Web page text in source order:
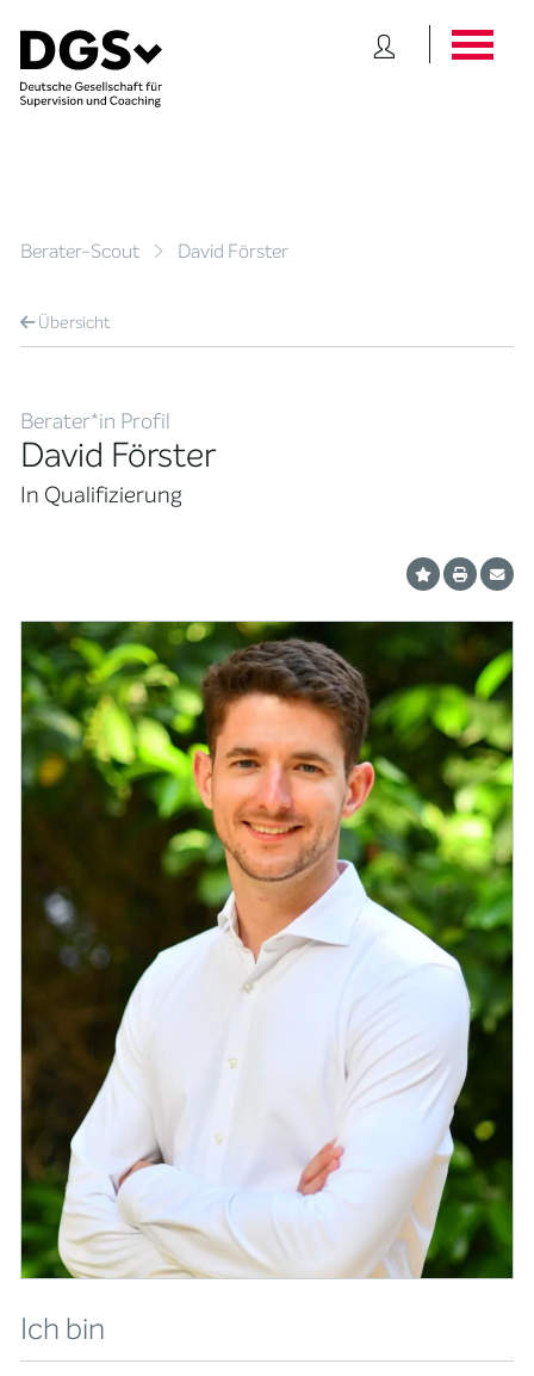
Berater-Scout David Förster
Übersicht
Berater*in Profil
David Förster
In Qualifizierung
Ich bin